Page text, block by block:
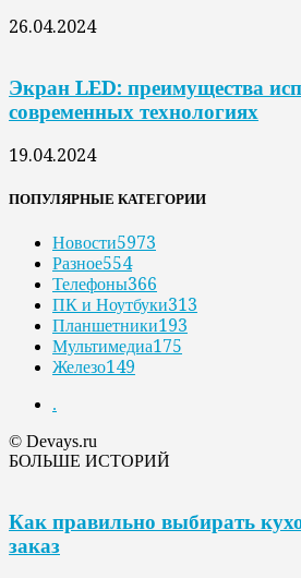
26.04.2024
Экран LED: преимущества
современных технологиях
19.04.2024
ПОПУЛЯРНЫЕ КАТЕГОРИИ
Новости5973
Разное554
Телефоны366
ПК и Ноутбуки313
Планшетники193
Мультимедиа175
Железо149
.
© Devays.ru
БОЛЬШЕ ИСТОРИЙ
Как правильно выбирать
заказ